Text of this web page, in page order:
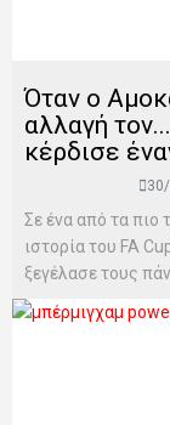
Όταν ο
αλλαγή
κέρδισε
Σε ένα από τα πιο
ιστορία του FA
ξεγέλασε τους